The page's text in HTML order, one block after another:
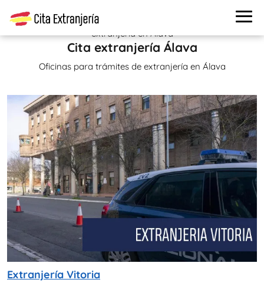
Cita extranjería>Oficinas de extranjería
> Oficinas de
extranjería en Álava
Cita extranjería Álava
Oficinas para trámites de extranjería en Álava
Extranjería Vitoria